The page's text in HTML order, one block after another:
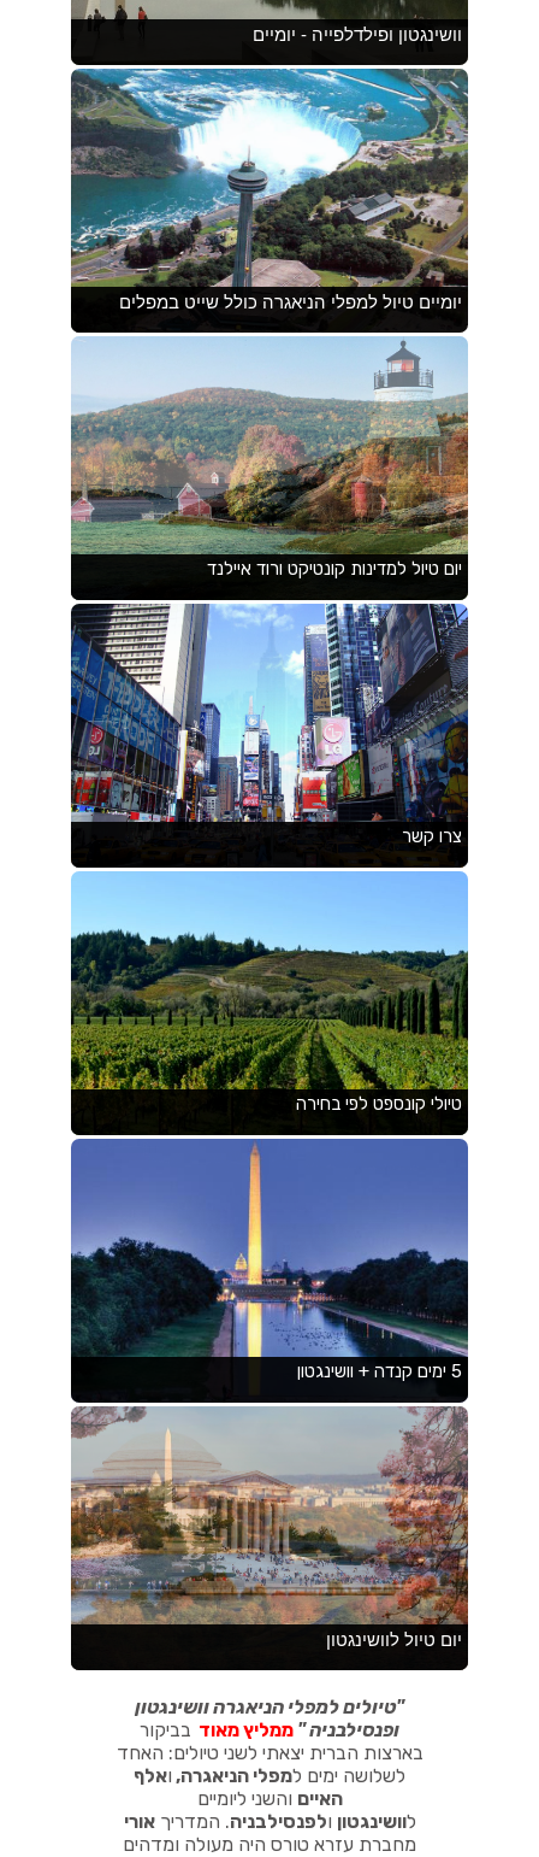
"טיולים למפלי הניאגרה וושינגטון
ופנסילבניה" ממליץ מאוד בביקור
בארצות הברית יצאתי לשני טיולים: האחד
לשלושה ימים למפלי הניאגרה, ואלף
האיים והשני ליומיים
לוושינגטון ולפנסילבניה. המדריךאורי
מחברת עזרא טורס היה מעולה ומדהים